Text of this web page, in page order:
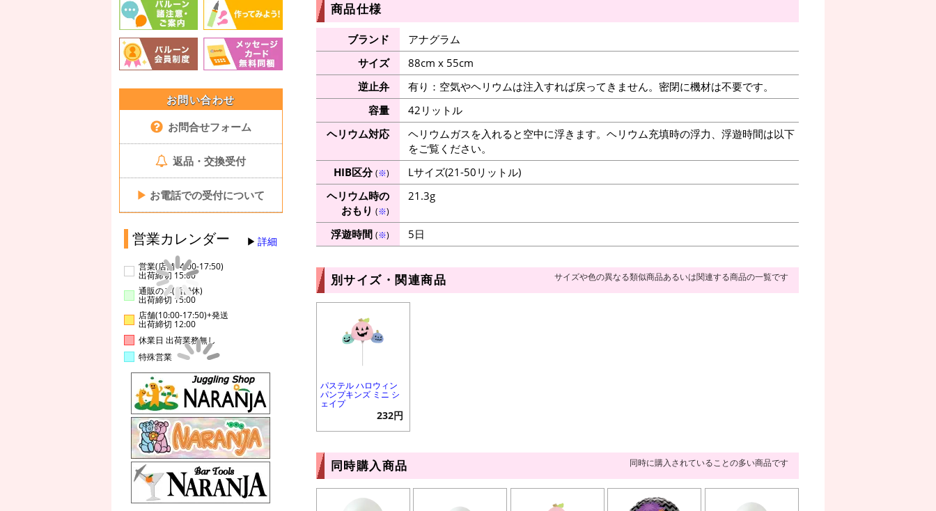
お問い合わせ
お問合せフォーム
返品・交換受付
▶ お電話での受付について
営業カレンダー 詳細
営業(店舗14:00-17:50)
出荷締切 15:00
通販のみ(店舗休)
出荷締切 15:00
店舗(10:00-17:50)+発送
出荷締切 12:00
休業日 出荷業務無し
特殊営業
商品仕様
ブランド
アナグラム
サイズ
88cm x 55cm
逆止弁
有り：空気やヘリウムは注入すれば戻ってきません。密閉に機材は不要です。
容量
42リットル
ヘリウム対応
ヘリウムガスを入れると空中に浮きます。ヘリウム充填時の浮力、浮遊時間は以下
をご覧ください。
HIB区分(※)
Lサイズ(21-50リットル)
ヘリウム時の
おもり (※)
21.3g
浮遊時間 (※) 5日
別サイズ・関連商品 サイズや色の異なる類似商品あるいは関連する商品の一覧です
パステル ハロウィン
パンプキンズ ミニ シ
ェイプ
232円
同時購入商品 同時に購入されていることの多い商品です